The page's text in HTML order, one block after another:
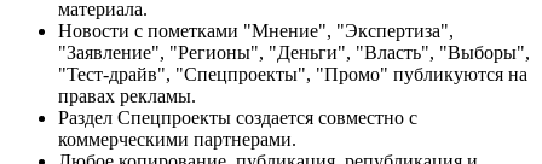
материала.
Новости с пометками "Мнение", "Экспертиза",
"Заявление", "Регионы", "Деньги", "Власть", "Выборы",
"Тест-драйв", "Спецпроекты", "Промо" публикуются на
правах рекламы.
Раздел Спецпроекты создается совместно с
коммерческими партнерами.